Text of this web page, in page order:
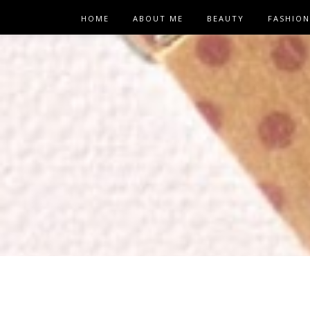
HOME ABOUT ME BEAUTY FASHION